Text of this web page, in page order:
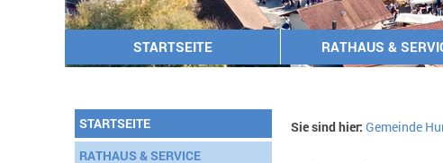
STARTSEITE RATHAUS &
STARTSEITE
RATHAUS & SERVICE
Sie sind hier: Gemeinde